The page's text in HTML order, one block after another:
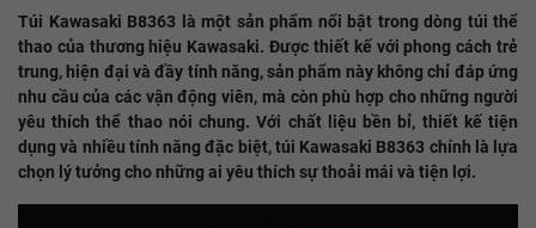
Túi Kawasaki B8363 là một sản phẩm nổi bật trong dòng túi thể
thao của thương hiệu Kawasaki. Được thiết kế với phong cách trẻ
trung, hiện đại và đầy tính năng, sản phẩm này không chỉ đáp ứng
nhu cầu của các vận động viên, mà còn phù hợp cho những người
yêu thích thể thao nói chung. Với chất liệu bền bỉ, thiết kế tiện
dụng và nhiều tính năng đặc biệt, túi Kawasaki B8363 chính là lựa
chọn lý tưởng cho những ai yêu thích sự thoải mái và tiện lợi.